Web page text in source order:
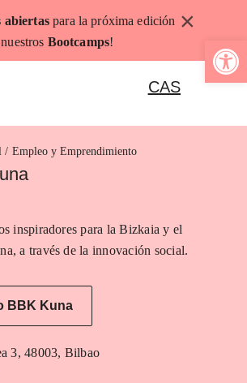
Abrir
abiertaspara la próxima edición
Bootcamps!
×
CAS
Empleo y Emprendimiento
inspiradores para la Bizkaia y el
a través de la innovación social.
BBK Kuna
3, 48003, Bilbao